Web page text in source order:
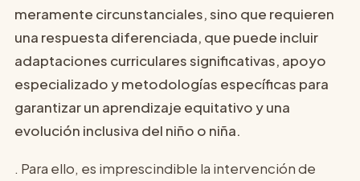
meramente circunstanciales, sino que requieren
una respuesta diferenciada, que puede incluir
adaptaciones curriculares significativas, apoyo
especializado y metodologías específicas para
garantizar un aprendizaje equitativo y una
evolución inclusiva del niño o niña.
. Para ello, es imprescindible la intervención de